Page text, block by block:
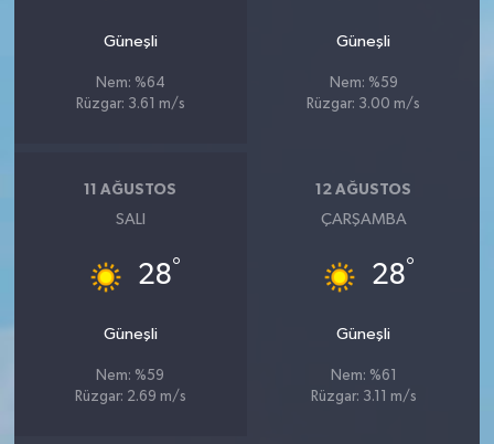
Güneşli
Nem: %64
Rüzgar: 3.61 m/s
Güneşli
Nem: %59
Rüzgar: 3.00 m/s
11 AĞUSTOS
SALI
28°
Güneşli
Nem: %59
Rüzgar: 2.69 m/s
12 AĞUSTOS
ÇARŞAMBA
28°
Güneşli
Nem: %61
Rüzgar: 3.11 m/s